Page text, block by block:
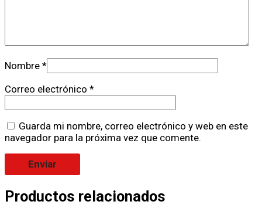
Nombre *
Correo electrónico *
Guarda mi nombre, correo electrónico y web en este
navegador para la próxima vez que comente.
Productos relacionados